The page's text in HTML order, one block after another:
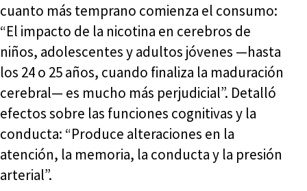
cuanto más temprano comienza el consumo:
“El impacto de la nicotina en cerebros de
niños, adolescentes y adultos jóvenes —hasta
los 24 o 25 años, cuando finaliza la maduración
cerebral— es mucho más perjudicial”. Detalló
efectos sobre las funciones cognitivas y la
conducta: “Produce alteraciones en la
atención, la memoria, la conducta y la presión
arterial”.